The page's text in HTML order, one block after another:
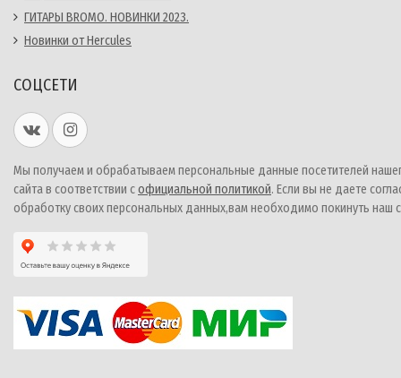
ГИТАРЫ BROMO. НОВИНКИ 2023.
Новинки от Hercules
СОЦСЕТИ
Мы получаем и обрабатываем персональные данные посетителей
сайта в соответствии софициальной политикой. Если вы не даете
обработку своих персональных данных,вам необходимо покинуть наш